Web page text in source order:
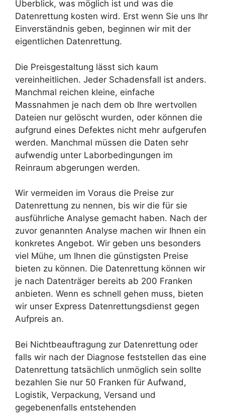
Überblick, was möglich ist und was die
Datenrettung kosten wird. Erst wenn Sie uns Ihr
Einverständnis geben, beginnen wir mit der
eigentlichen Datenrettung.
Die Preisgestaltung lässt sich kaum
vereinheitlichen. Jeder Schadensfall ist anders.
Manchmal reichen kleine, einfache
Massnahmen je nach dem ob Ihre wertvollen
Dateien nur gelöscht wurden, oder können die
aufgrund eines Defektes nicht mehr aufgerufen
werden. Manchmal müssen die Daten sehr
aufwendig unter Laborbedingungen im
Reinraum abgerungen werden.
Wir vermeiden im Voraus die Preise zur
Datenrettung zu nennen, bis wir die für sie
ausführliche Analyse gemacht haben. Nach der
zuvor genannten Analyse machen wir Ihnen ein
konkretes Angebot. Wir geben uns besonders
viel Mühe, um Ihnen die günstigsten Preise
bieten zu können. Die Datenrettung können wir
je nach Datenträger bereits ab 200 Franken
anbieten. Wenn es schnell gehen muss, bieten
wir unser Express Datenrettungsdienst gegen
Aufpreis an.
Bei Nichtbeauftragung zur Datenrettung oder
falls wir nach der Diagnose feststellen das eine
Datenrettung tatsächlich unmöglich sein sollte
bezahlen Sie nur 50 Franken für Aufwand,
Logistik, Verpackung, Versand und
gegebenenfalls entstehenden